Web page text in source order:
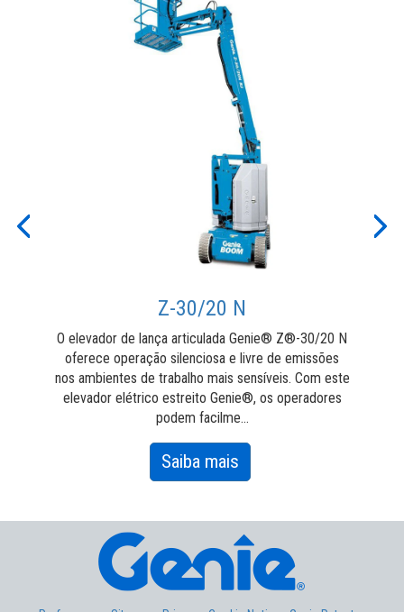
Previous
Z-30/20 N
O elevador de lança articulada Genie® Z®-30/20 N
oferece operação silenciosa e livre de emissões
nos ambientes de trabalho mais sensíveis. Com este
elevador elétrico estreito Genie®, os operadores
podem facilme...
Saiba maisabout
Z-
N